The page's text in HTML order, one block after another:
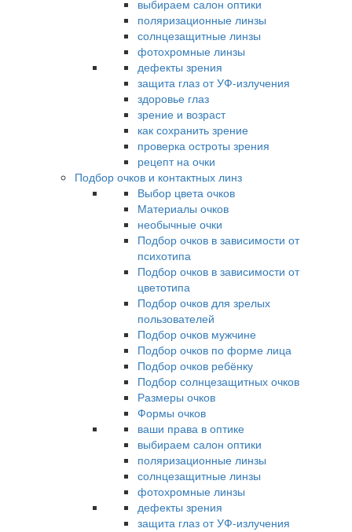
выбираем салон оптики
поляризационные линзы
солнцезащитные линзы
фотохромные линзы
дефекты зрения
защита глаз от УФ-излучения
здоровье глаз
зрение и возраст
как сохранить зрение
проверка остроты зрения
рецепт на очки
Подбор очков и контактных линз
Выбор цвета очков
Материалы очков
необычные очки
Подбор очков в зависимости от
психотипа
Подбор очков в зависимости от
цветотипа
Подбор очков для зрелых
пользователей
Подбор очков мужчине
Подбор очков по форме лица
Подбор очков ребёнку
Подбор солнцезащитных очков
Размеры очков
Формы очков
ваши права в оптике
выбираем салон оптики
поляризационные линзы
солнцезащитные линзы
фотохромные линзы
дефекты зрения
защита глаз от УФ-излучения